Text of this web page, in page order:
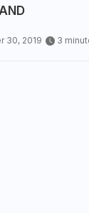
30, 2019
3